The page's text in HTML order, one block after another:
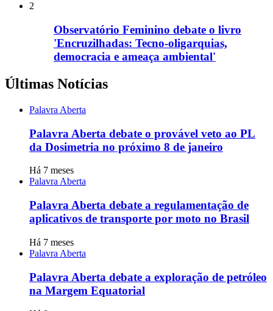
2
Observatório Feminino debate o livro
'Encruzilhadas: Tecno-oligarquias,
democracia e ameaça ambiental'
Últimas Notícias
Palavra Aberta
Palavra Aberta debate o provável veto ao PL
da Dosimetria no próximo 8 de janeiro
Há 7 meses
Palavra Aberta
Palavra Aberta debate a regulamentação de
aplicativos de transporte por moto no Brasil
Há 7 meses
Palavra Aberta
Palavra Aberta debate a exploração de petróleo
na Margem Equatorial